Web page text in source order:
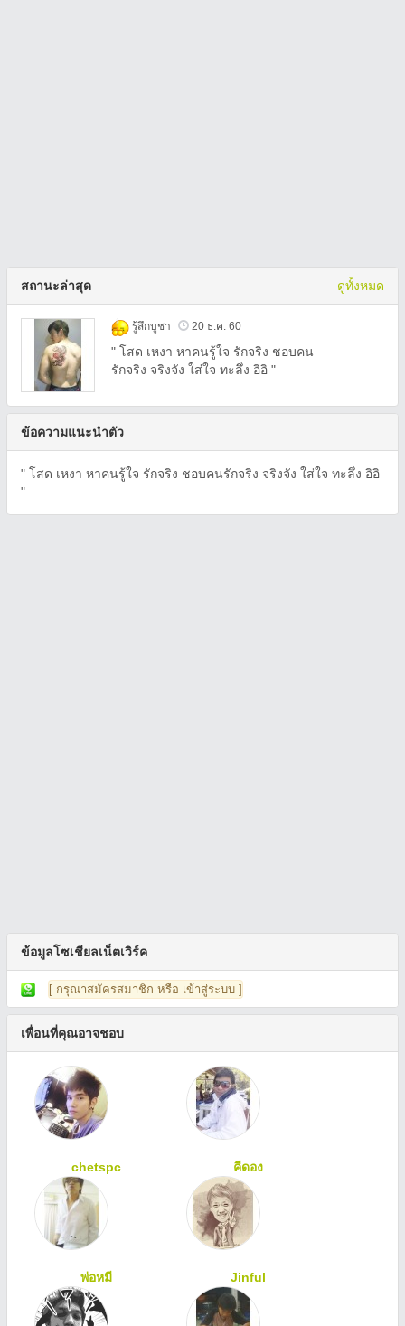
สถานะล่าสุด ดูทั้งหมด
รู้สึกบูชา 20 ธ.ค. 60
" โสด เหงา หาคนรู้ใจ รักจริง ชอบคน
รักจริง จริงจัง ใส่ใจ ทะลึ่ง อิอิ "
ข้อความแนะนำตัว
" โสด เหงา หาคนรู้ใจ รักจริง ชอบคนรักจริง จริงจัง ใส่ใจ ทะลึ่ง อิอิ
"
ข้อมูลโซเชียลเน็ตเวิร์ค
[ กรุณาสมัครสมาชิก หรือ เข้าสู่ระบบ ]
เพื่อนที่คุณอาจชอบ
chetspc คีดอง
พ่อหมี Jinful